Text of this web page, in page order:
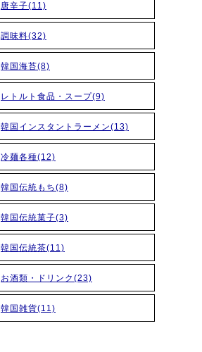
唐辛子(11)
調味料(32)
韓国海苔(8)
レトルト食品・スープ(9)
韓国インスタントラーメン(13)
冷麺各種(12)
韓国伝統もち(8)
韓国伝統菓子(3)
韓国伝統茶(11)
お酒類・ドリンク(23)
韓国雑貨(11)